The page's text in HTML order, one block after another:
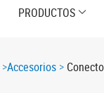
PRODUCTOS
Accesorios